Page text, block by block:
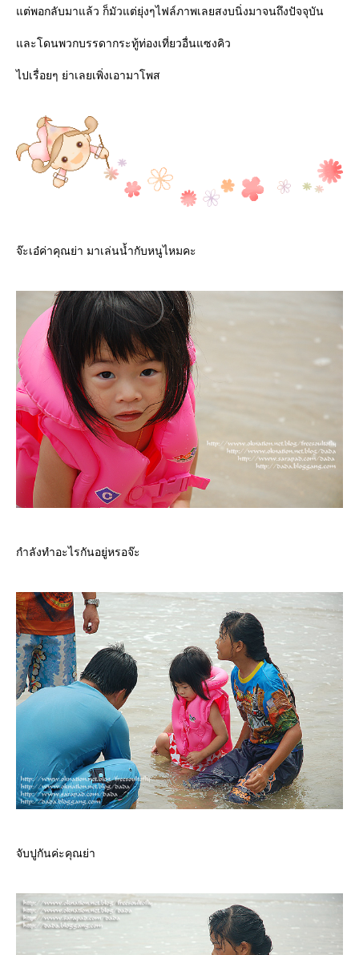
ต่พอกลับมาแล้ว ก็มัวแต่ยุ่งๆไฟล์ภาพเลยสงบนิ่งมาจนถึงปัจจุบัน
ละโดนพวกบรรดากระทู้ท่องเที่ยวอื่นแซงคิว
ไปเรื่อยๆ ย่าเลยเพิ่งเอามาโพส
จ๊ะเอ๋ค่าคุณย่า มาเล่นน้ำกับหนูไหมคะ
กำลังทำอะไรกันอยู่หรอจ๊ะ
จับปูกันค่ะคุณย่า